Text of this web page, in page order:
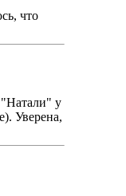
что
у
Уверена,